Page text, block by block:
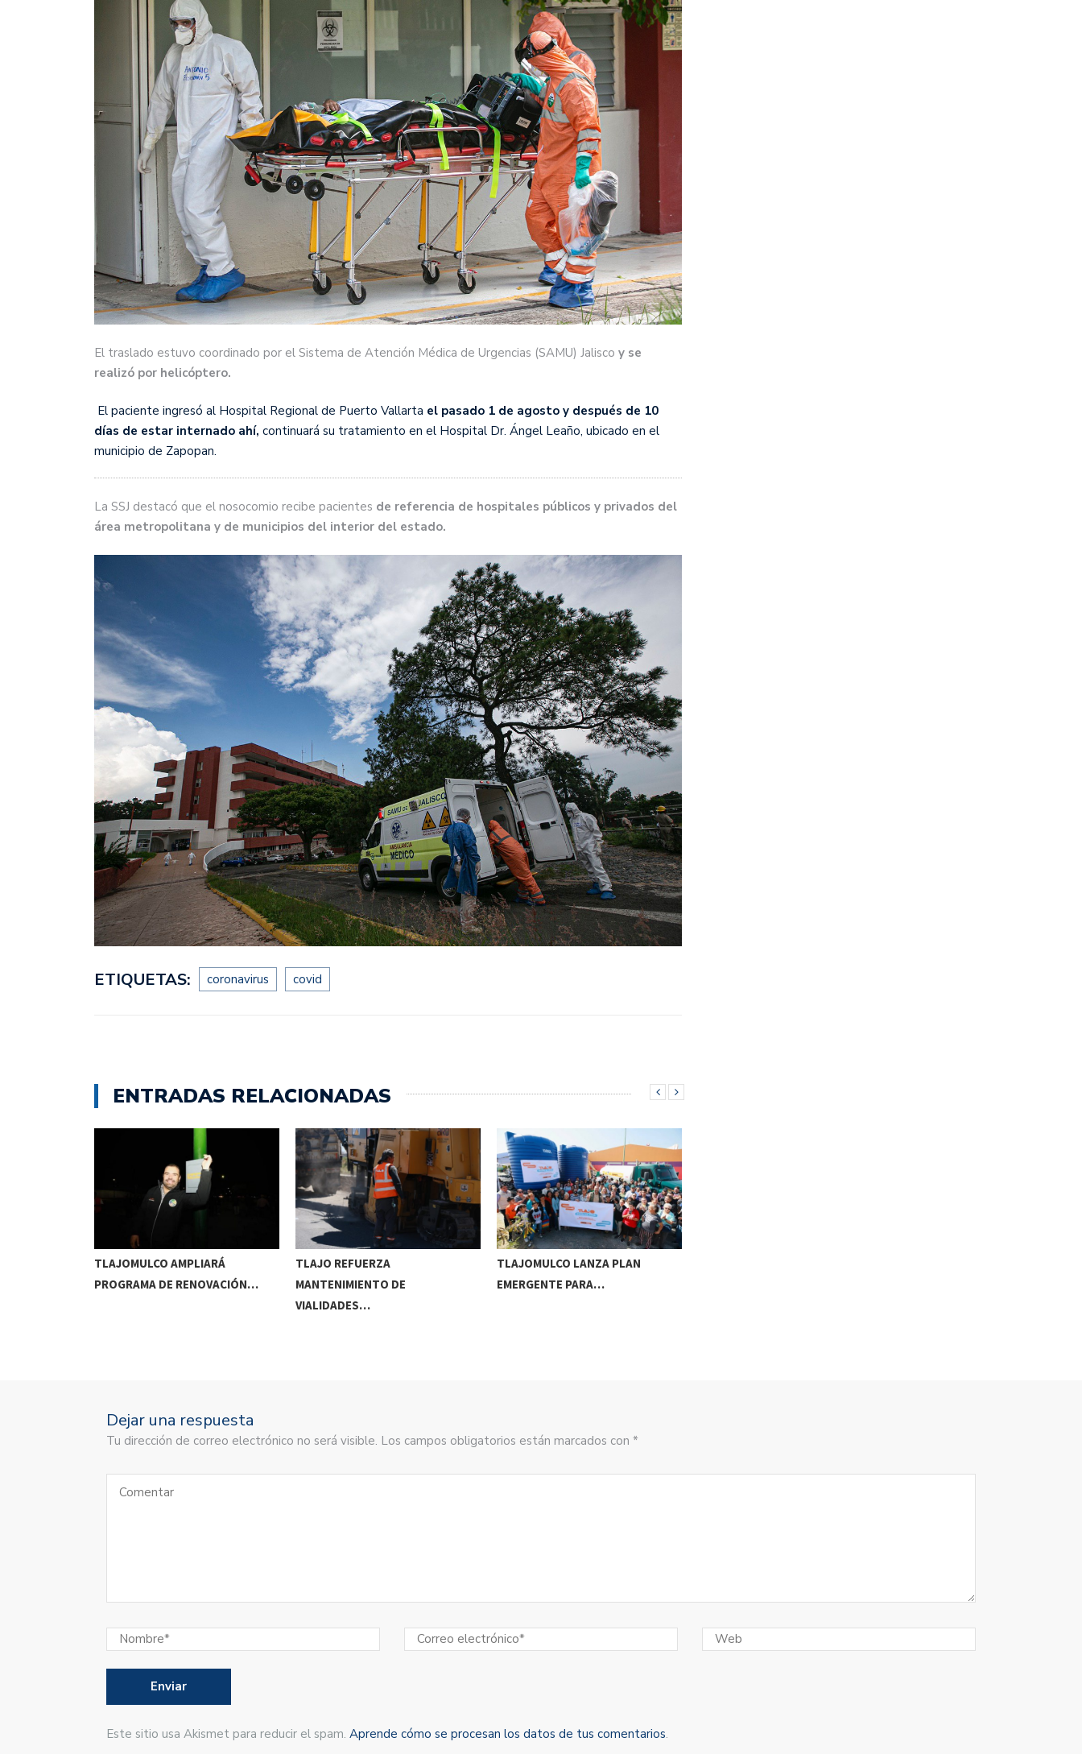
El traslado estuvo coordinado por el Sistema de Atención Médica de Urgencias (SAMU) Jalisco y se
realizó por helicóptero.
El paciente ingresó al Hospital Regional de Puerto Vallarta el pasado 1 de agosto y después de 10
días de estar internado ahí, continuará su tratamiento en el Hospital Dr. Ángel Leaño, ubicado en el
municipio de Zapopan.
La SSJ destacó que el nosocomio recibe pacientes de referencia de hospitales públicos y privados del
área metropolitana y de municipios del interior del estado.
ETIQUETAS: coronavirus covid
ENTRADAS RELACIONADAS
TLAJOMULCO AMPLIARÁ
PROGRAMA DE RENOVACIÓN…
TLAJO REFUERZA
MANTENIMIENTO DE
VIALIDADES…
TLAJOMULCO LANZA PLAN
EMERGENTE PARA…
Dejar una respuesta
Tu dirección de correo electrónico no será visible. Los campos obligatorios están marcados con *
Este sitio usa Akismet para reducir el spam. Aprende cómo se procesan los datos de tus comentarios.